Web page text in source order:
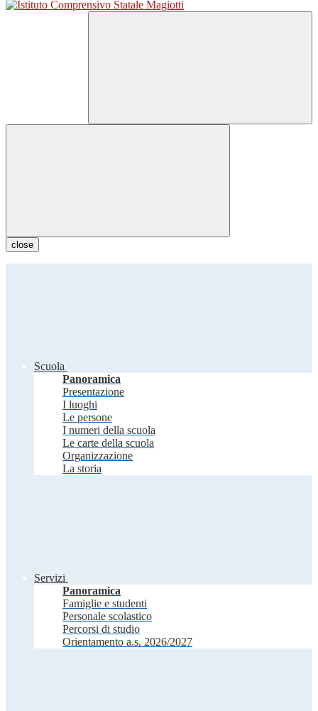
close
Scuola
Panoramica
Presentazione
I luoghi
Le persone
I numeri della scuola
Le carte della scuola
Organizzazione
La storia
Servizi
Panoramica
Famiglie e studenti
Personale scolastico
Percorsi di studio
Orientamento a.s. 2026/2027